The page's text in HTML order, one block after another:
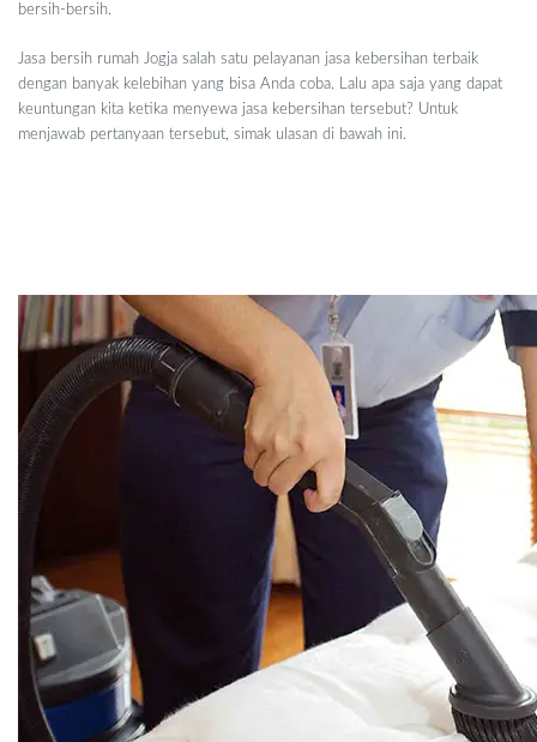
bersih-bersih.
Jasa bersih rumah Jogja salah satu pelayanan jasa kebersihan terbaik
dengan banyak kelebihan yang bisa Anda coba. Lalu apa saja yang dapat
keuntungan kita ketika menyewa jasa kebersihan tersebut? Untuk
menjawab pertanyaan tersebut, simak ulasan di bawah ini.